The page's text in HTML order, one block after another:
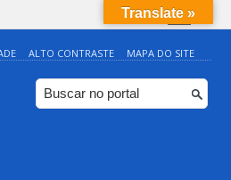
Simplifique!
Comunica BR
Participe
ALTO CONTRASTE MAPA DO SITE
Translate »